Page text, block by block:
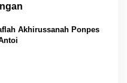
Akhirussanah Ponpes